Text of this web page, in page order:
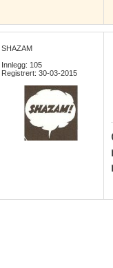
SHAZAM
Innlegg: 105
Registrert: 30-03-2015